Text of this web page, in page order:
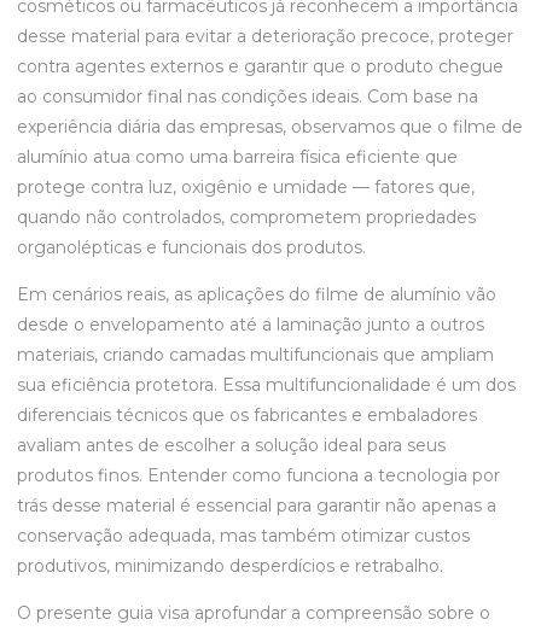
cosméticos ou farmacêuticos já reconhecem a importância
desse material para evitar a deterioração precoce, proteger
contra agentes externos e garantir que o produto chegue
ao consumidor final nas condições ideais. Com base na
experiência diária das empresas, observamos que o filme de
alumínio atua como uma barreira física eficiente que
protege contra luz, oxigênio e umidade — fatores que,
quando não controlados, comprometem propriedades
organolépticas e funcionais dos produtos.
Em cenários reais, as aplicações do filme de alumínio vão
desde o envelopamento até a laminação junto a outros
materiais, criando camadas multifuncionais que ampliam
sua eficiência protetora. Essa multifuncionalidade é um dos
diferenciais técnicos que os fabricantes e embaladores
avaliam antes de escolher a solução ideal para seus
produtos finos. Entender como funciona a tecnologia por
trás desse material é essencial para garantir não apenas a
conservação adequada, mas também otimizar custos
produtivos, minimizando desperdícios e retrabalho.
O presente guia visa aprofundar a compreensão sobre o